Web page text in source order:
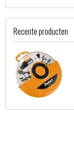
Recente producten